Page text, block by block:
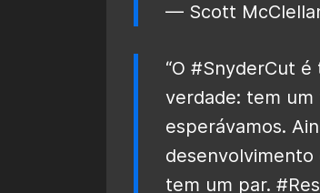
— Scott
“O #SnyderCut
verdade: tem um
esperávamos.
desenvolvimento
tem um par.